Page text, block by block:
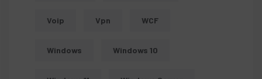
Voip Vpn WCF
Windows Windows 10